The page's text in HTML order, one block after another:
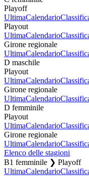
Playoff
UltimaCalendario
Playout
UltimaCalendario
Girone regionale
UltimaCalendario
D maschile
Playout
UltimaCalendario
Girone regionale
UltimaCalendario
D femminile
Playout
UltimaCalendario
Girone regionale
UltimaCalendario
Elenco delle stagioni
B1 femminile ❯ Playoff
UltimaCalendario